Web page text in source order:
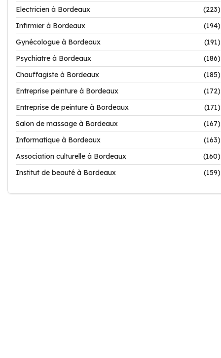
Electricien à Bordeaux
(223)
Infirmier à Bordeaux
(194)
Gynécologue à Bordeaux
(191)
Psychiatre à Bordeaux
(186)
Chauffagiste à Bordeaux
(185)
Entreprise peinture à Bordeaux
(172)
Entreprise de peinture à Bordeaux
(171)
Salon de massage à Bordeaux
(167)
Informatique à Bordeaux
(163)
Association culturelle à Bordeaux
(160)
Institut de beauté à Bordeaux
(159)